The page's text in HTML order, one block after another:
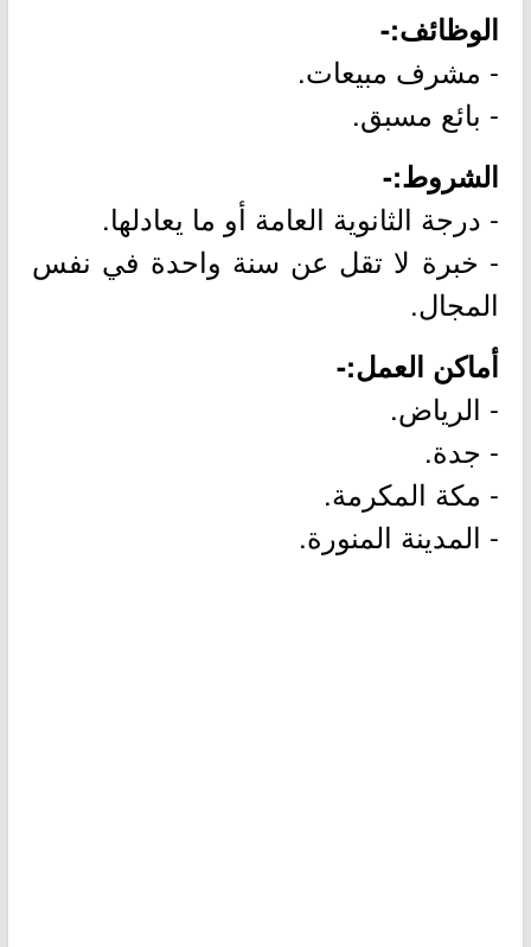
الوظائف:-
- مشرف مبيعات.
- بائع مسبق.
الشروط:-
- درجة الثانوية العامة أو ما يعادلها.
- خبرة لا تقل عن سنة واحدة في نفس
المجال.
أماكن العمل:-
- الرياض.
- جدة.
- مكة المكرمة.
- المدينة المنورة.